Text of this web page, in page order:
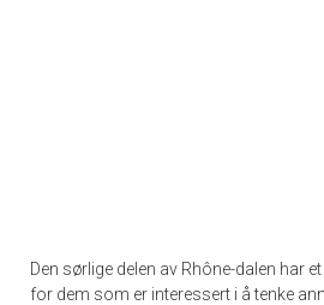
Den sørlige delen av Rhône-dalen har
for dem som er interessert i å tenke